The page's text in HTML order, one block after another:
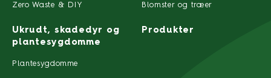
Zero Waste & DIY Blomster og træer
Ukrudt, skadedyr og
plantesygdomme
Plantesygdomme
Produkter